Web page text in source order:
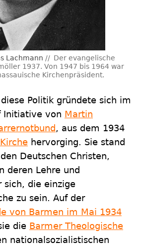
Lachmann
Der evangelische
1937. Von 1947 bis 1964 war
Kirchenpräsident.
Politik gründete sich im
Initiative von Martin
, aus dem 1934
hervorging. Sie stand
Deutschen Christen,
deren Lehre und
sich, die einzige
zu sein. Auf der
von Barmen im Mai 1934
die Barmer Theologische
nationalsozialistischen